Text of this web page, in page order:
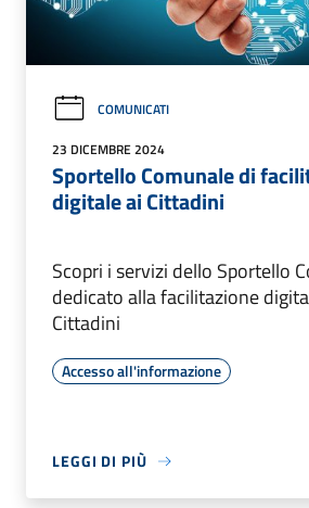
COMUNICATI
23 DICEMBRE 2024
Sportello Comunale di
digitale ai Cittadini
Scopri i servizi dello Sportello
dedicato alla facilitazione
Cittadini
Accesso all'informazione
LEGGI DI PIÙ